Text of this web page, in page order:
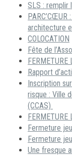
SLS : remplir
PARC’CŒUR
architecture
COLOCATION
Fête de
Rapport
Inscription
risque : Ville
(CCAS)
Fermeture
Fermeture
Une fresque